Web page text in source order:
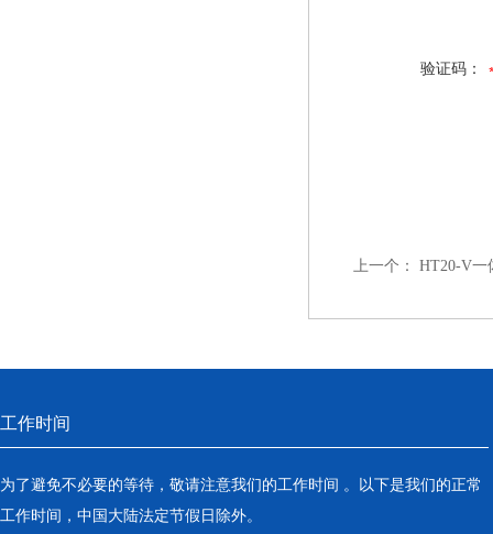
验证码：
上一个： HT20-V一
工作时间
为了避免不必要的等待，敬请注意我们的工作时间 。以下是我们的正常
工作时间，中国大陆法定节假日除外。